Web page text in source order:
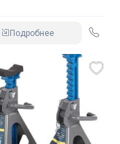
Подробнее